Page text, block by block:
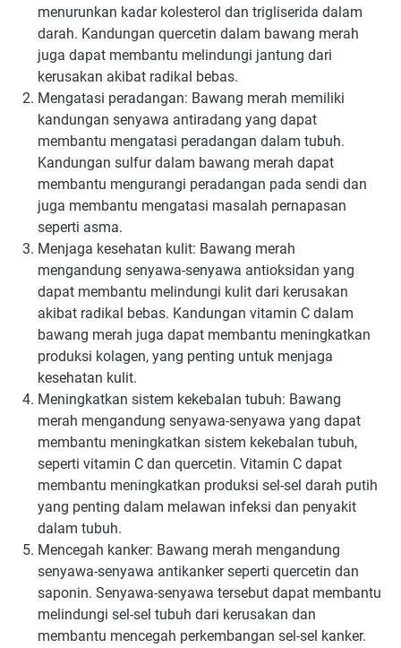
menurunkan kadar kolesterol dan trigliserida dalam
darah. Kandungan quercetin dalam bawang merah
juga dapat membantu melindungi jantung dari
kerusakan akibat radikal bebas.
Mengatasi peradangan: Bawang merah memiliki
kandungan senyawa antiradang yang dapat
membantu mengatasi peradangan dalam tubuh.
Kandungan sulfur dalam bawang merah dapat
membantu mengurangi peradangan pada sendi dan
juga membantu mengatasi masalah pernapasan
seperti asma.
Menjaga kesehatan kulit: Bawang merah
mengandung senyawa-senyawa antioksidan yang
dapat membantu melindungi kulit dari kerusakan
akibat radikal bebas. Kandungan vitamin C dalam
bawang merah juga dapat membantu meningkatkan
produksi kolagen, yang penting untuk menjaga
kesehatan kulit.
Meningkatkan sistem kekebalan tubuh: Bawang
merah mengandung senyawa-senyawa yang dapat
membantu meningkatkan sistem kekebalan tubuh,
seperti vitamin C dan quercetin. Vitamin C dapat
membantu meningkatkan produksi sel-sel darah putih
yang penting dalam melawan infeksi dan penyakit
dalam tubuh.
Mencegah kanker: Bawang merah mengandung
senyawa-senyawa antikanker seperti quercetin dan
saponin. Senyawa-senyawa tersebut dapat membantu
melindungi sel-sel tubuh dari kerusakan dan
membantu mencegah perkembangan sel-sel kanker.